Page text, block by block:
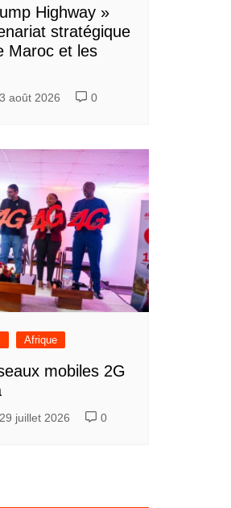
Highway »
stratégique
Maroc et les
3 août 2026 0
Afrique
mobiles 2G
29 juillet 2026 0